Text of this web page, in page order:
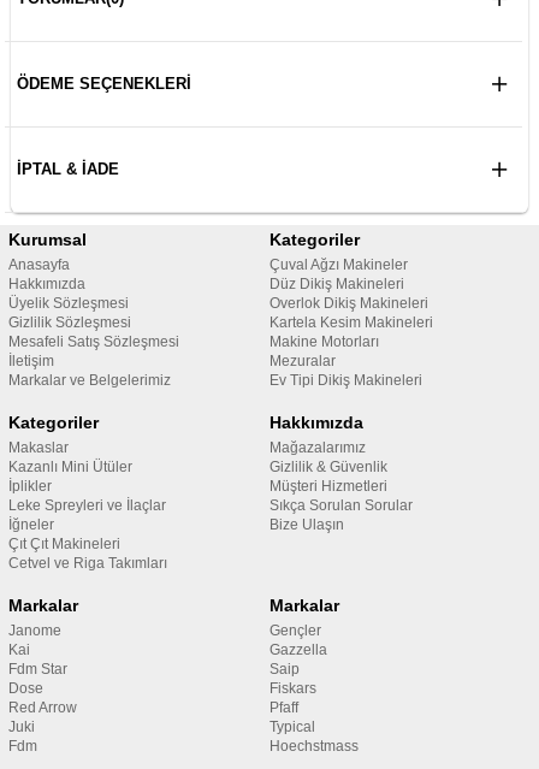
ÖDEME SEÇENEKLERI
İPTAL & İADE
Kurumsal
Anasayfa
Hakkımızda
Üyelik Sözleşmesi
Gizlilik Sözleşmesi
Mesafeli Satış Sözleşmesi
İletişim
Markalar ve Belgelerimiz
Kategoriler
Çuval Ağzı Makineler
Düz Dikiş Makineleri
Overlok Dikiş Makineleri
Kartela Kesim Makineleri
Makine Motorları
Mezuralar
Ev Tipi Dikiş Makineleri
Kategoriler
Makaslar
Kazanlı Mini Ütüler
İplikler
Leke Spreyleri ve İlaçlar
İğneler
Çıt Çıt Makineleri
Cetvel ve Riga Takımları
Hakkımızda
Mağazalarımız
Gizlilik & Güvenlik
Müşteri Hizmetleri
Sıkça Sorulan Sorular
Bize Ulaşın
Markalar
Janome
Kai
Fdm Star
Dose
Red Arrow
Juki
Fdm
Markalar
Gençler
Gazzella
Saip
Fiskars
Pfaff
Typical
Hoechstmass